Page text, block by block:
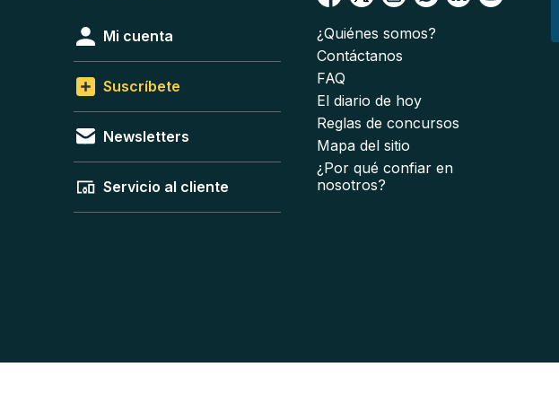
Mi cuenta
Suscríbete
Newsletters
Servicio al cliente
¿Quiénes somos?
Contáctanos
FAQ
El diario de hoy
Reglas de concursos
Mapa del sitio
¿Por qué confiar en
nosotros?